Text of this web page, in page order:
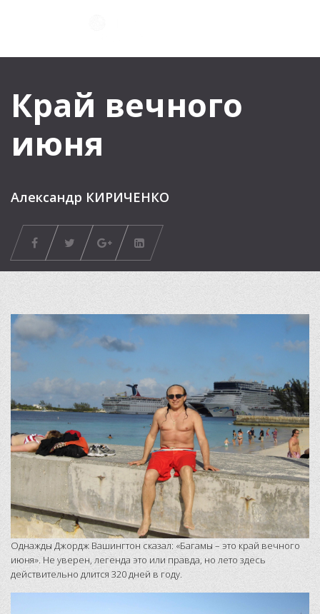
Край вечного
июня
Александр КИРИЧЕНКО
Однажды Джордж Вашингтон сказал: «Багамы – это край вечного
июня». Не уверен, легенда это или правда, но лето здесь
действительно длится 320 дней в году.